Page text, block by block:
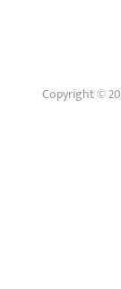
Copyright ©